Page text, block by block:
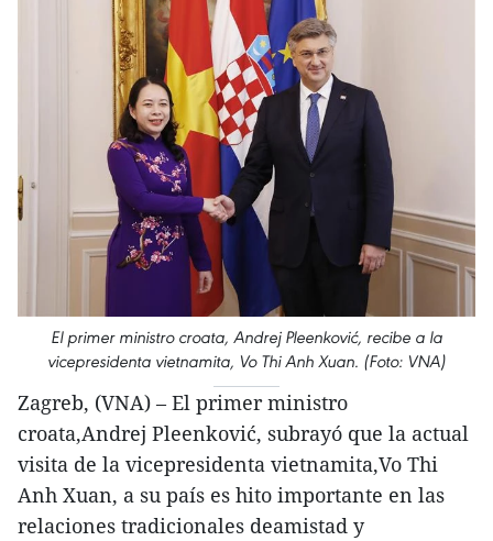
El primer ministro croata, Andrej Pleenković, recibe a la
vicepresidenta vietnamita, Vo Thi Anh Xuan. (Foto: VNA)
Zagreb, (VNA) – El primer ministro
croata,Andrej Pleenković, subrayó que la actual
visita de la vicepresidenta vietnamita,Vo Thi
Anh Xuan, a su país es hito importante en las
relaciones tradicionales deamistad y